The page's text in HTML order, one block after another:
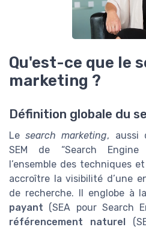
Qu'est-ce que le
marketing ?
Définition globale du
Lesearch marketing, aussi
SEM de “Search Engine
l’ensemble des techniques
accroître la visibilité d’une
de recherche. Il englobe à
payant (SEA pour Search
référencement naturel